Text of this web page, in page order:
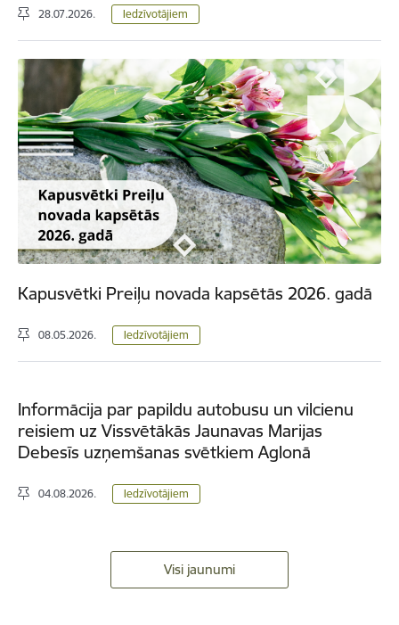
28.07.2026. Iedzīvotājiem
Kapusvētki Preiļu novada kapsētās 2026. gadā
08.05.2026. Iedzīvotājiem
Informācija par papildu autobusu un vilcienu
reisiem uz Vissvētākās Jaunavas Marijas
Debesīs uzņemšanas svētkiem Aglonā
04.08.2026. Iedzīvotājiem
Visi jaunumi